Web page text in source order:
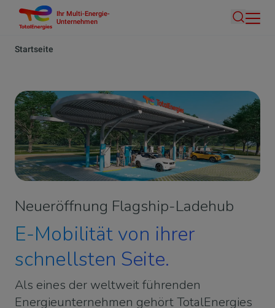
Ihr Multi-Energie-
Unternehmen
Suche
Pfadnavigation
Startseite
E-Mobilität von ihrer
schnellsten Seite.
Neueröffnung Flagship-Ladehub
Als eines der weltweit führenden
Energieunternehmen gehört TotalEnergies